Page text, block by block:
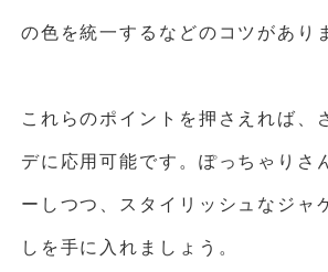
の色を統一するなどのコツがあり
これらのポイントを押さえれば、
デに応用可能です。ぽっちゃりさ
ーしつつ、スタイリッシュなジャ
しを手に入れましょう。